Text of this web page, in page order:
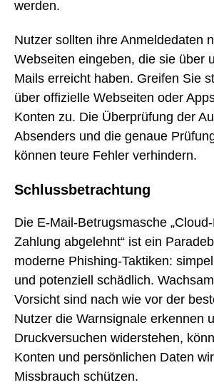
werden.
Nutzer sollten ihre Anmeldedaten
Webseiten eingeben, die sie über
Mails erreicht haben. Greifen Sie
über offizielle Webseiten oder
Konten zu. Die Überprüfung der
Absenders und die genaue
können teure Fehler verhindern.
Schlussbetrachtung
Die E-Mail-Betrugsmasche
Zahlung abgelehnt“ ist ein
moderne Phishing-Taktiken:
und potenziell schädlich.
Vorsicht sind nach wie vor der
Nutzer die Warnsignale erkennen
Druckversuchen widerstehen,
Konten und persönlichen Daten
Missbrauch schützen.